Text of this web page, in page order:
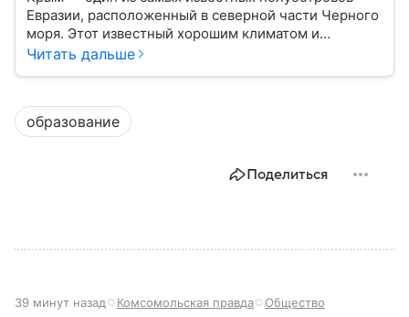
Евразии, расположенный в северной части Черного
моря. Этот известный хорошим климатом и
красивой природой регион имеет также огромное
государства к другому, а его географическое
положение сделало полуостров ключевой точкой
по контролю Черного моря.
Читать дальше
образование
Поделиться
39 минут назад Комсомольская правда Общество